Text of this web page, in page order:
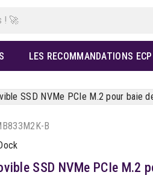
LES RECOMMANDATIONS ECP
SSD NVMe PCIe M.2 pour baie
B
SSD NVMe PCIe M.2